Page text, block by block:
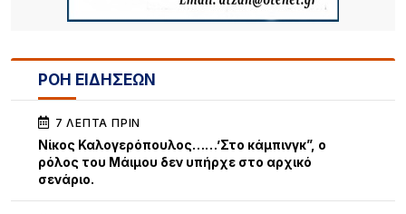
ΡΟΗ ΕΙΔΗΣΕΩΝ
7 ΛΕΠΤΆ ΠΡΙΝ
Νίκος Καλογερόπουλος……’Στο κάμπινγκ”, ο
ρόλος του Μάιμου δεν υπήρχε στο αρχικό
σενάριο.